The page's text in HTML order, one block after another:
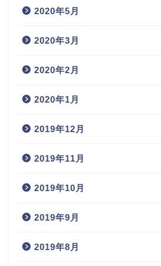
2020年5月
2020年3月
2020年2月
2020年1月
2019年12月
2019年11月
2019年10月
2019年9月
2019年8月